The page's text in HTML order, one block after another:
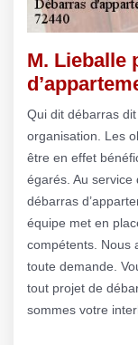
M. Lieballe
Qui dit débarras
organisation. Les
être en effet
égarés. Au
débarras
équipe met en
compétents. Nous
toute demande.
tout projet de
sommes votre